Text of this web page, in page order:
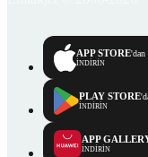
APP STORE'dan
İNDİRİN
PLAY STORE
İNDİRİN
APP
İNDİRİN